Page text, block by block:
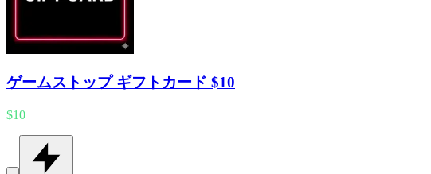
ゲームストップ ギフトカード $10
$10